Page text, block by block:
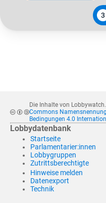
3
Die Inhalte von
Commons
Bedingungen 4.0
Lobbydatenbank
Startseite
Parlamentarier:innen
Lobbygruppen
Zutrittsberechtigte
Hinweise melden
Datenexport
Technik